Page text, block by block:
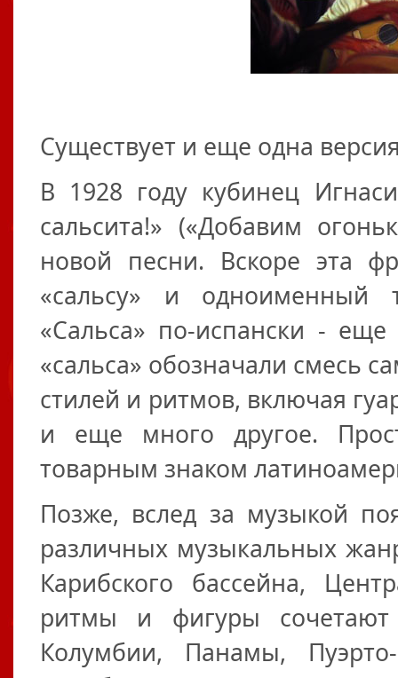
Существует и еще одна
В 1928 году кубинец
сальсита!» («Добавим
новой песни. Вскоре эта
«сальсу» и одноименный
«Сальса» по-испански -
«сальса» обозначали смесь
стилей и ритмов, включая
и еще много другое.
товарным знаком
Позже, вслед за музыкой
различных музыкальных
Карибского бассейна,
ритмы и фигуры
Колумбии, Панамы,